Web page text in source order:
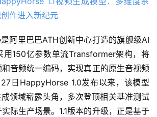
阿里巴巴ATH创新中心打造的旗舰级AI
用150亿参数单流Transformer架构，将
音频统一编码，实现真正的原生音视频
日HappyHorse 1.0发布以来，该模型
领域崭露头角，多次登顶相关基准测试
际生产场景。1.1版本的升级，正是基于